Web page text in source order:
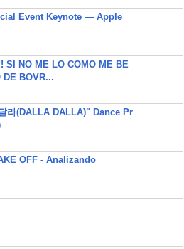
Event Keynote — Apple
SI NO ME LO COMO ME BE
DE BOVR...
라(DALLA DALLA)" Dance Pr
OFF - Analizando